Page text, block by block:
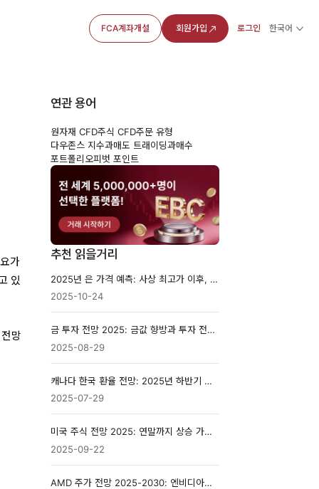
FCA계좌개설 회원가입 로그인 한국어
가
있
망
연관 용어
원자재 CFD주식 CFD주문 유형
다우존스 지수과매도 트래이딩과매수
포트폴리오피벗 포인트
추천 읽을거리
2025년 은 가격 예측: 사상 최고가 이후, 조정 또는 추가 상승?
2025-10-24
금 투자 전망 2025: 금값 향방과 투자 전략 종합 분석
2025-08-29
캐나다 한국 환율 전망: 2025년 하반기 투자자가 주목해야 할 흐름
2025-07-29
미국 주식 전망 2025: 연말까지 상승 가능성은?
2025-09-22
AMD 주가 전망 2025-2030: 엔비디아를 넘어설 수 있을까?